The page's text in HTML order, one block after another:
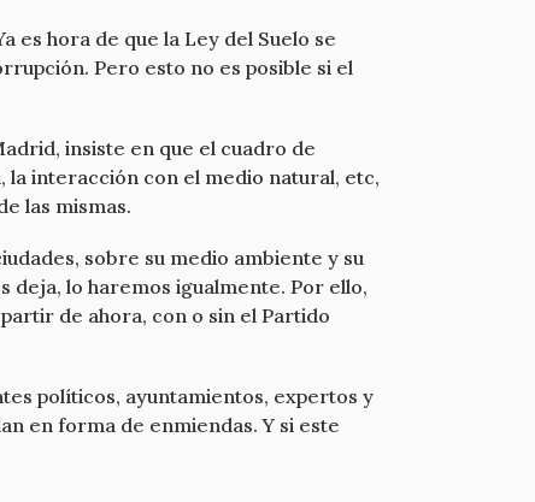
es hora de que la Ley del Suelo se
Pero esto no es posible si el
insiste en que el cuadro de
la interacción con el medio natural, etc,
las mismas.
sobre su medio ambiente y su
deja, lo haremos igualmente. Por ello,
de ahora, con o sin el Partido
políticos, ayuntamientos, expertos y
en forma de enmiendas. Y si este